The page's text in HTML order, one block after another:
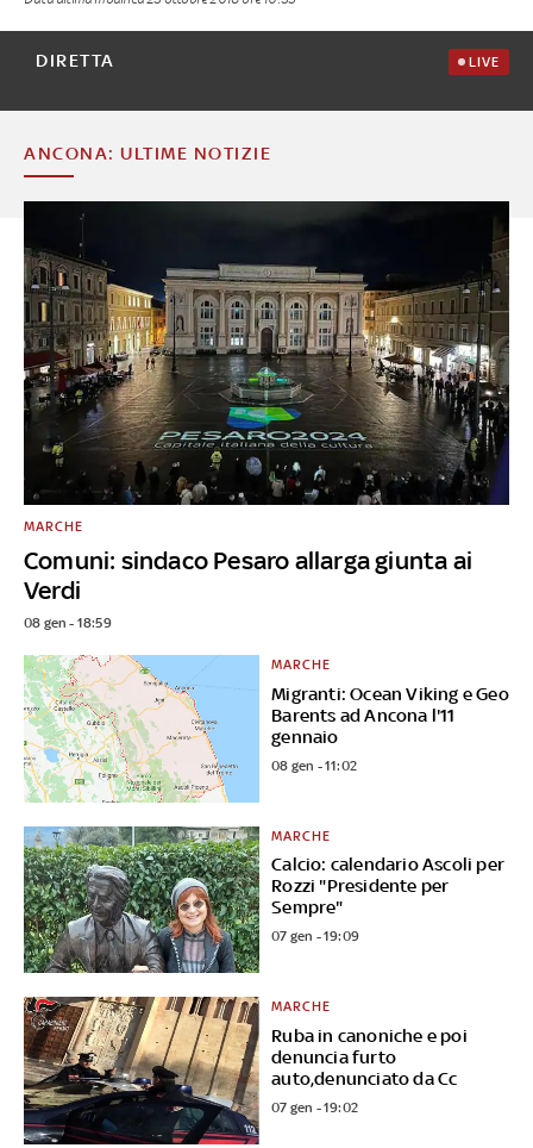
DIRETTA LIVE
ANCONA: ULTIME NOTIZIE
Comuni: sindaco Pesaro allarga giunta ai
Verdi
MARCHE
08 gen - 18:59
Migranti: Ocean Viking e Geo
Barents ad Ancona l'11
gennaio
MARCHE
08 gen - 11:02
Calcio: calendario Ascoli per
Rozzi "Presidente per
Sempre"
MARCHE
07 gen - 19:09
Ruba in canoniche e poi
denuncia furto
auto,denunciato da Cc
MARCHE
07 gen - 19:02